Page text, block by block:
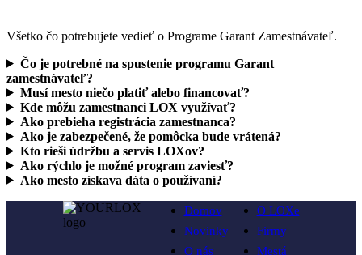
Všetko čo potrebujete vedieť o Programe Garant Zamestnávateľ.
Čo je potrebné na spustenie programu Garant
zamestnávateľ?
Musí mesto niečo platiť alebo financovať?
Kde môžu zamestnanci LOX využívať?
Ako prebieha registrácia zamestnanca?
Ako je zabezpečené, že pomôcka bude vrátená?
Kto rieši údržbu a servis LOXov?
Ako rýchlo je možné program zaviesť?
Ako mesto získava dáta o používaní?
Domov
Novinky
O nás
O LOXe
Firmy
Mestá